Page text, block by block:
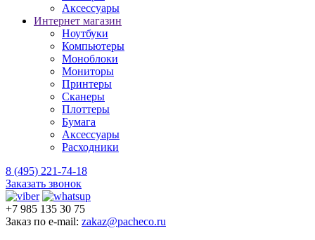
Аксессуары
Интернет магазин
Ноутбуки
Компьютеры
Моноблоки
Мониторы
Принтеры
Сканеры
Плоттеры
Бумага
Аксессуары
Расходники
8 (495) 221-74-18
Заказать звонок
+7 985 135 30 75
Заказ по e-mail: zakaz@pacheco.ru